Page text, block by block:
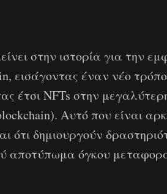
στην ιστορία για την
εισάγοντας έναν νέο τρόπο
έτσι NFTs στην
Αυτό που είναι
ότι δημιουργούν
αποτύπωμα όγκου